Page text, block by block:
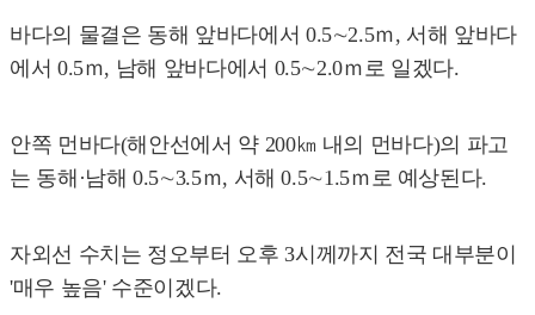
바다의 물결은 동해 앞바다에서 0.5∼2.5ｍ, 서해 앞바다
에서 0.5ｍ, 남해 앞바다에서 0.5∼2.0ｍ로 일겠다.
안쪽 먼바다(해안선에서 약 200㎞ 내의 먼바다)의 파고
는 동해·남해 0.5∼3.5ｍ, 서해 0.5∼1.5ｍ로 예상된다.
자외선 수치는 정오부터 오후 3시께까지 전국 대부분이
'매우 높음' 수준이겠다.